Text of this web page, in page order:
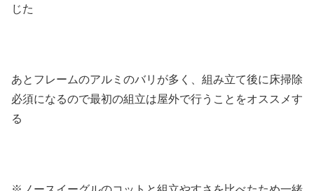
じた
あとフレームのアルミのバリが多く、組み立て後に床掃除
必須になるので最初の組立は屋外で行うことをオススメす
る